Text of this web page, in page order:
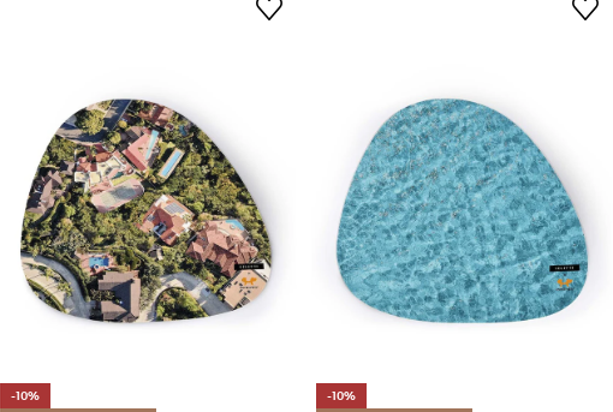
-10%
-10%